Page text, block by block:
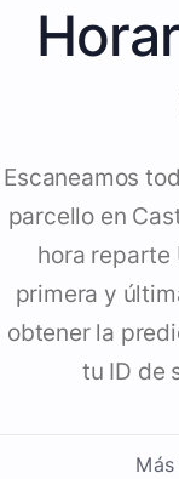
Escaneamos
parcello en
hora reparte
primera y
obtener la
tu ID de